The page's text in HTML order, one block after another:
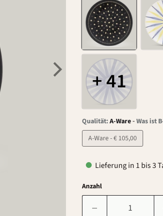
+ 41
Qualität:A-Ware-Was ist
A-Ware - € 105,00
Lieferung in 1 bis 3
Anzahl